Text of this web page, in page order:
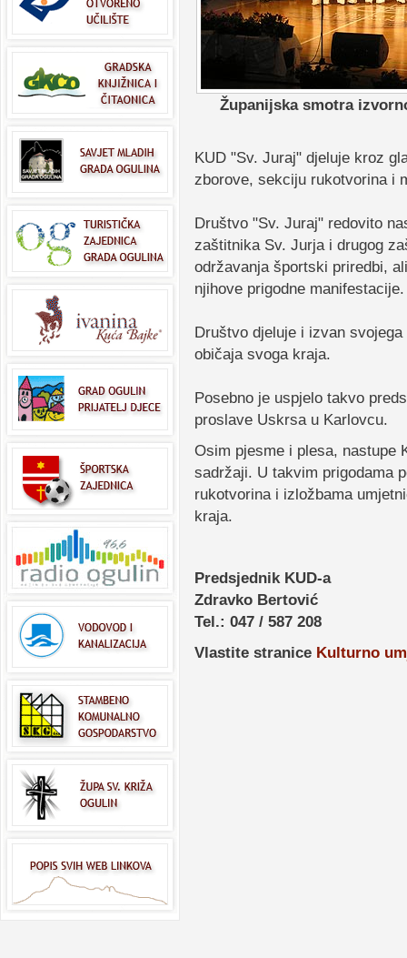
Županijska smotra
KUD "Sv. Juraj" djeluje kroz
zborove, sekciju rukotvorina i
Društvo "Sv. Juraj" redovito
zaštitnika Sv. Jurja i drugog
održavanja športski priredbi,
njihove prigodne manifestacije.
Društvo djeluje i izvan
običaja svoga kraja.
Posebno je uspjelo takvo
proslave Uskrsa u Karlovcu.
Osim pjesme i plesa, nastupe
sadržaji. U takvim prigodama
rukotvorina i izložbama
kraja.
Predsjednik KUD-a
Zdravko Bertović
Tel.: 047 / 587 208
Vlastite stranice Kulturno